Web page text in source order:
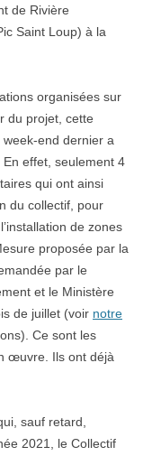
de Rivière
Saint Loup) à la
organisées sur
du projet, cette
end dernier a
effet, seulement 4
qui ont ainsi
du collectif, pour
de zones
proposée par la
par le
et le Ministère
de juillet (voir notre
Ce sont les
œuvre. Ils ont déjà
sauf retard,
2021, le Collectif